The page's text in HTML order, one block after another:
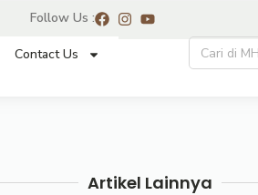
Follow Us :
Contact Us
Artikel Lainnya